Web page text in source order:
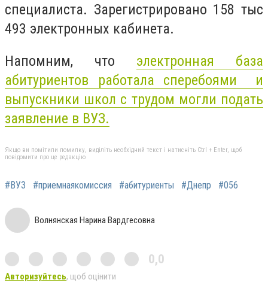
специалиста. Зарегистрировано 158 тыс
493 электронных кабинета.
Напомним, что электронная база
абитуриентов работала сперебоями и
выпускники школ с трудом могли подать
заявление в ВУЗ.
Якщо ви помітили помилку, виділіть необхідний текст і натисніть Ctrl + Enter, щоб
повідомити про це редакцію
#ВУЗ #приемнаякомиссия #абитуриенты #Днепр #056
Волнянская Нарина Вардгесовна
0,0
Авторизуйтесь, щоб оцінити